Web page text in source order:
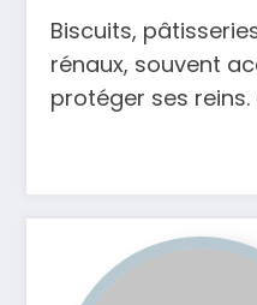
Biscuits,
rénaux, souvent
protéger ses